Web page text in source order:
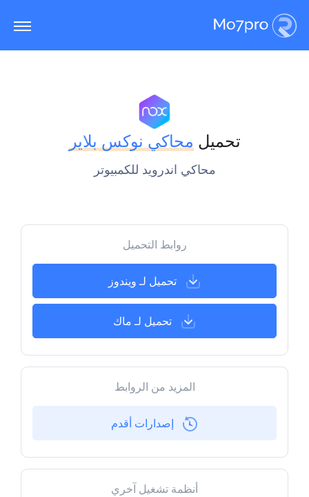
تحميل محاكي نوكس بلاير
محاكي اندرويد للكمبيوتر
روابط التحميل
تحميل لـ ويندوز
تحميل لـ ماك
المزيد من الروابط
إصدارات أقدم
أنظمة تشغيل آخري